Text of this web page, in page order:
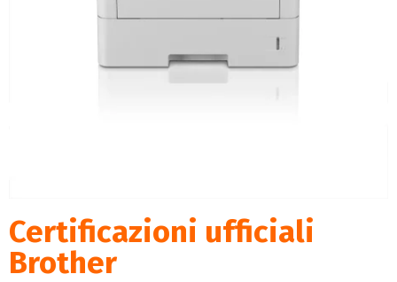
Certificazioni ufficiali
Brother